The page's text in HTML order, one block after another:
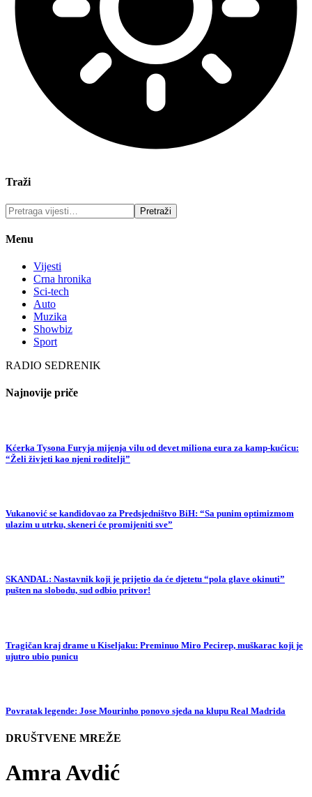
Traži
Menu
Vijesti
Crna hronika
Sci-tech
Auto
Muzika
Showbiz
Sport
RADIO SEDRENIK
Najnovije priče
Kćerka Tysona Furyja mijenja vilu od devet miliona eura za kamp-kućicu:
“Želi živjeti kao njeni roditelji”
Vukanović se kandidovao za Predsjedništvo BiH: “Sa punim optimizmom
ulazim u utrku, skeneri će promijeniti sve”
SKANDAL: Nastavnik koji je prijetio da će djetetu “pola glave okinuti”
pušten na slobodu, sud odbio pritvor!
Tragičan kraj drame u Kiseljaku: Preminuo Miro Pecirep, muškarac koji je
ujutro ubio punicu
Povratak legende: Jose Mourinho ponovo sjeda na klupu Real Madrida
DRUŠTVENE MREŽE
Amra Avdić